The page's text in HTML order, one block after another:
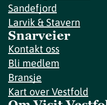
Sandefjord
Larvik & Stavern
Snarveier
Kontakt oss
Bli medlem
Bransje
Kart over Vestfold